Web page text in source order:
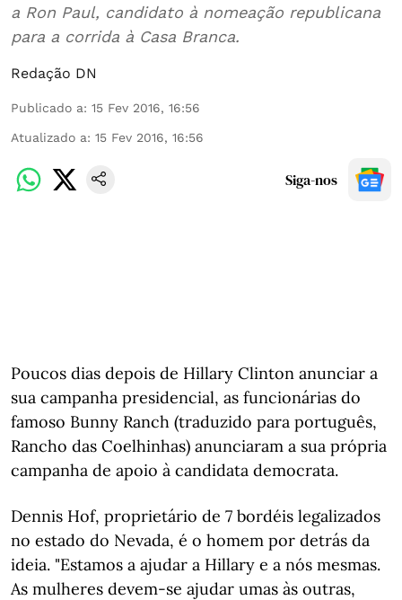
a Ron Paul, candidato à nomeação republicana
para a corrida à Casa Branca.
Redação DN
Publicado a: 15 Fev 2016, 16:56
Atualizado a: 15 Fev 2016, 16:56
Siga-nos
Poucos dias depois de Hillary Clinton anunciar a
sua campanha presidencial, as funcionárias do
famoso Bunny Ranch (traduzido para português,
Rancho das Coelhinhas) anunciaram a sua própria
campanha de apoio à candidata democrata.
Dennis Hof, proprietário de 7 bordéis legalizados
no estado do Nevada, é o homem por detrás da
ideia. "Estamos a ajudar a Hillary e a nós mesmas.
As mulheres devem-se ajudar umas às outras,